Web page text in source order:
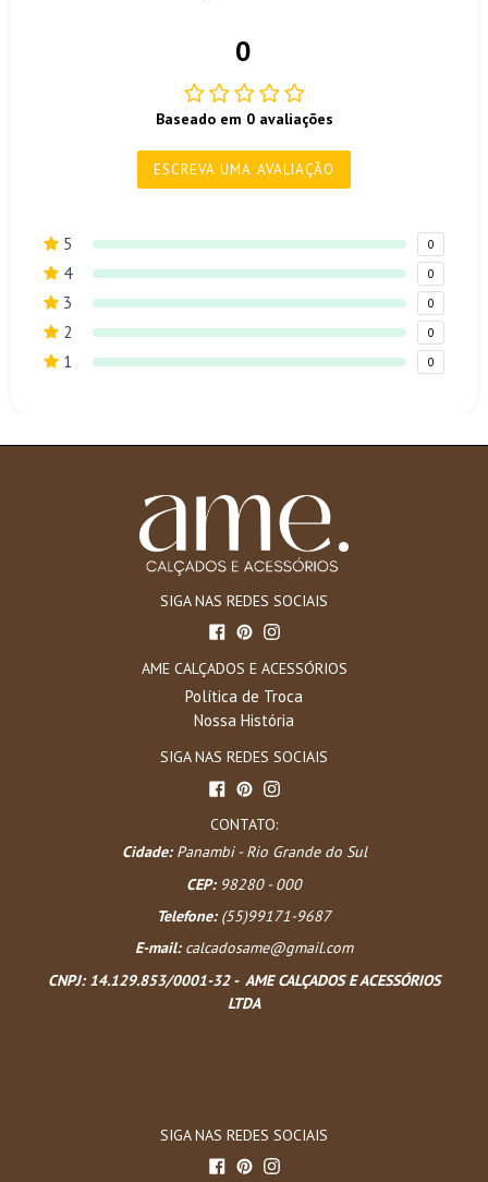
0
Baseado em 0 avaliações
ESCREVA UMA AVALIAÇÃO
5 0
4 0
3 0
2 0
1 0
SIGA NAS REDES SOCIAIS
FacebookPinterestInstagram
AME CALÇADOS E ACESSÓRIOS
Política de Troca
Nossa História
SIGA NAS REDES SOCIAIS
FacebookPinterestInstagram
CONTATO:
Cidade:Panambi - Rio Grande do Sul
CEP:98280 - 000
Telefone:(55)99171-9687
E-mail: calcadosame@gmail.com
CNPJ: 14.129.853/0001-32 - AME CALÇADOS E ACESSÓRIOS
LTDA
SIGA NAS REDES SOCIAIS
FacebookPinterestInstagram